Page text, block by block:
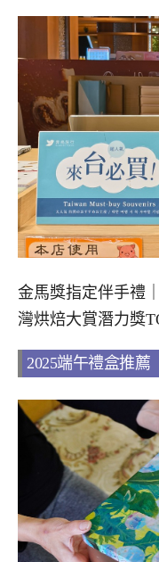
金馬獎指定伴手禮
灣烘焙大賞潛力獎
2025端午禮盒推薦